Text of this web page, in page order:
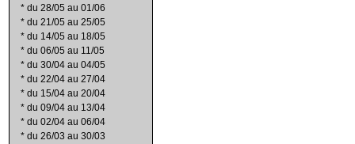
* du 28/05 au 01/06
* du 21/05 au 25/05
* du 14/05 au 18/05
* du 06/05 au 11/05
* du 30/04 au 04/05
* du 22/04 au 27/04
* du 15/04 au 20/04
* du 09/04 au 13/04
* du 02/04 au 06/04
* du 26/03 au 30/03